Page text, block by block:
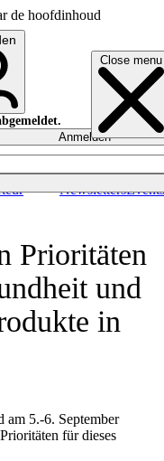
de hoofdinhoud
Close menu
NewslettersEvents
Anmelden
Prioritäten
und
in
5.-6. September
für dieses